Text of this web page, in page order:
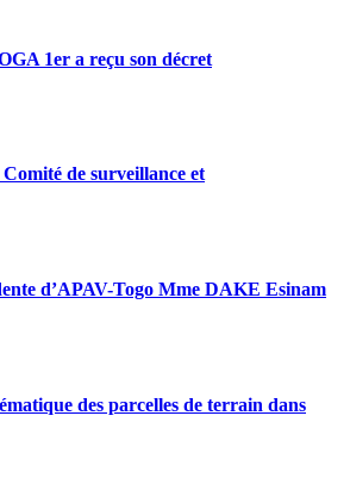
1er a reçu son décret
de surveillance et
d’APAV-Togo Mme DAKE Esinam
des parcelles de terrain dans